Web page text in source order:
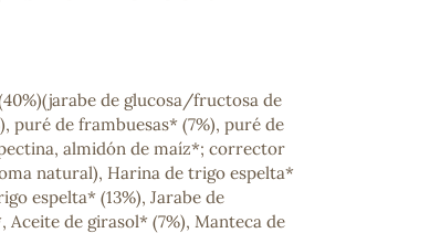
de glucosa/fructosa de
puré de frambuesas* (7%), puré de
almidón de maíz*; corrector
natural), Harina de trigo espelta*
espelta* (13%), Jarabe de
de girasol* (7%), Manteca de